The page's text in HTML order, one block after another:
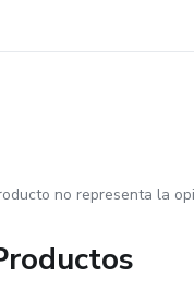
no representa la